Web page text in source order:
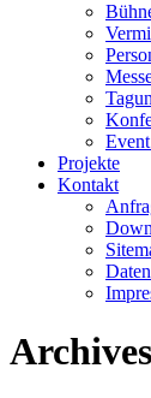
Projekte
Kontakt
Archives